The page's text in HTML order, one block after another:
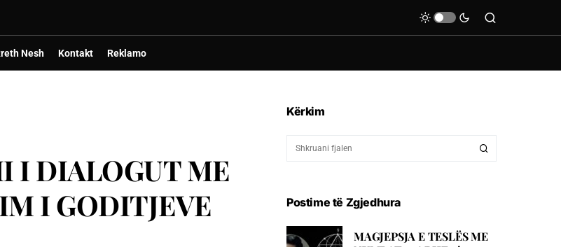
Nesh Kontakt Reklamo
I DIALOGUT ME
I GODITJEVE
Kërkim
Postime të Zgjedhura
MAGJEPSJA E TESLËS ME